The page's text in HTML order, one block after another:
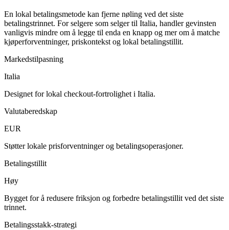
En lokal betalingsmetode kan fjerne nøling ved det siste
betalingstrinnet. For selgere som selger til Italia, handler gevinsten
vanligvis mindre om å legge til enda en knapp og mer om å matche
kjøperforventninger, priskontekst og lokal betalingstillit.
Markedstilpasning
Italia
Designet for lokal checkout-fortrolighet i Italia.
Valutaberedskap
EUR
Støtter lokale prisforventninger og betalingsoperasjoner.
Betalingstillit
Høy
Bygget for å redusere friksjon og forbedre betalingstillit ved det siste
trinnet.
Betalingsstakk-strategi